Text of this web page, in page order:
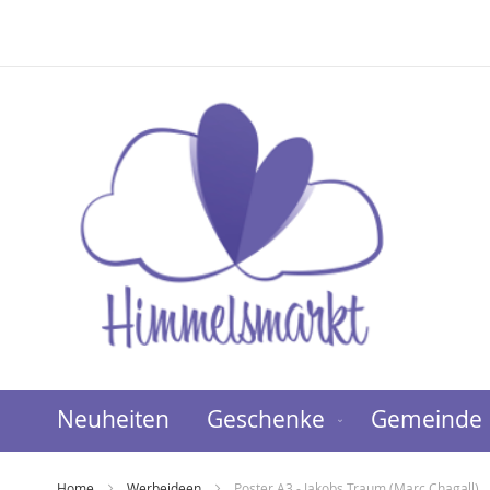
Neuheiten Geschenke Gemeinde